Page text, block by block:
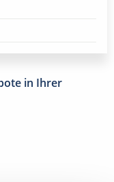
in Ihrer